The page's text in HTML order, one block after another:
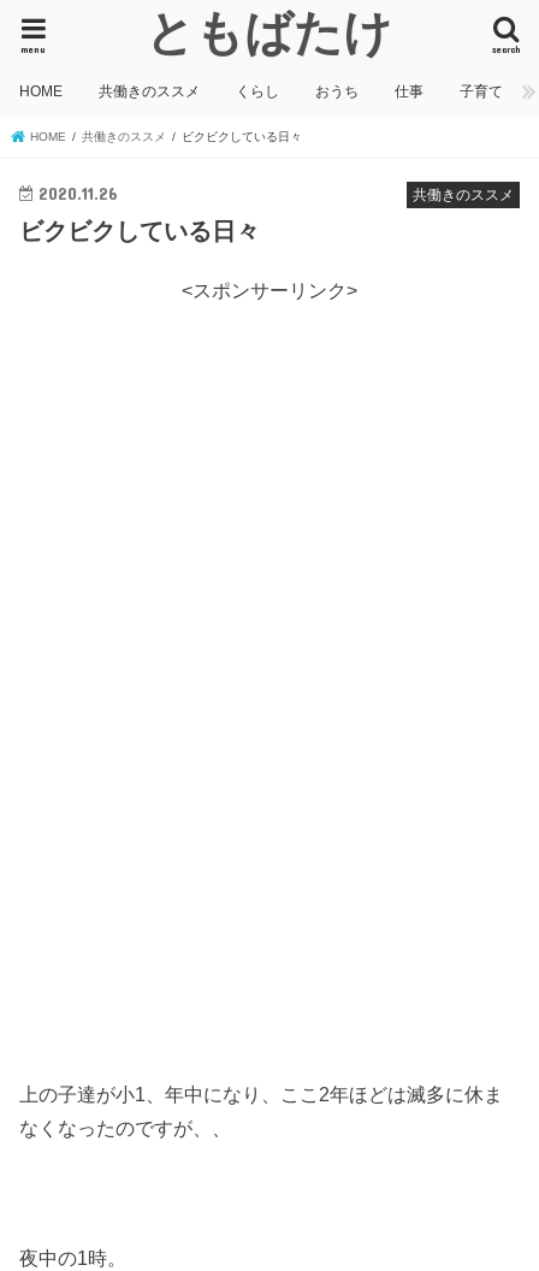
ともばたけ search
menu
HOME 共働きのススメ くらし おうち 仕事 子育て
HOME 共働きのススメ ビクビクしている日々
共働きのススメ
2020.11.26
ビクビクしている日々
<スポンサーリンク>
上の子達が小1、年中になり、ここ2年ほどは滅多に休ま
なくなったのですが、、
夜中の1時。